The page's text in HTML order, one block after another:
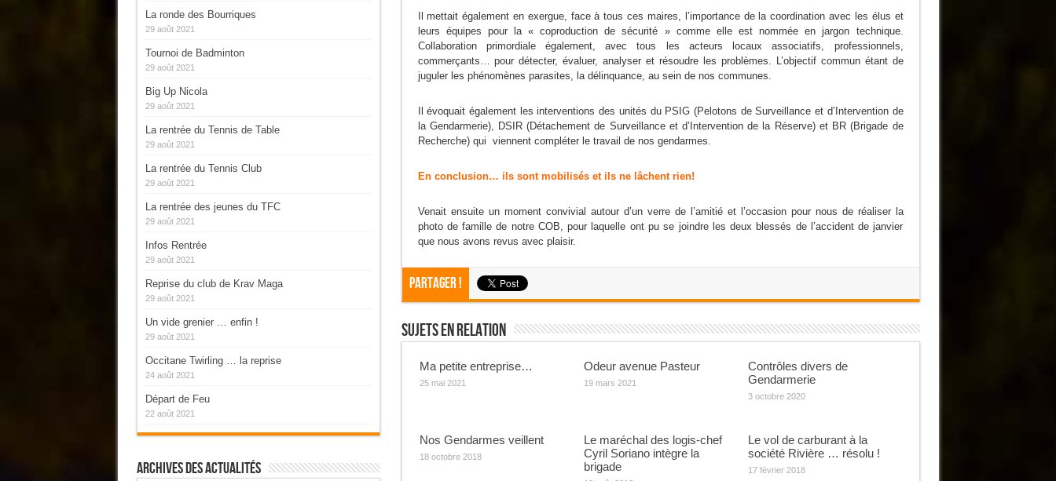
Il mettait également en exergue, face à tous ces maires, l’importance de la coordination avec les élus et
leurs équipes pour la « coproduction de sécurité » comme elle est nommée en jargon technique.
Collaboration primordiale également, avec tous les acteurs locaux associatifs, professionnels,
commerçants… pour détecter, évaluer, analyser et résoudre les problèmes. L’objectif commun étant de
juguler les phénomènes parasites, la délinquance, au sein de nos communes.
Il évoquait également les interventions des unités du PSIG (Pelotons de Surveillance et d’Intervention de
la Gendarmerie), DSIR (Détachement de Surveillance et d’Intervention de la Réserve) et BR (Brigade de
Recherche) qui viennent compléter le travail de nos gendarmes.
En conclusion… ils sont mobilisés et ils ne lâchent rien!
Venait ensuite un moment convivial autour d’un verre de l’amitié et l’occasion pour nous de réaliser la
photo de famille de notre COB, pour laquelle ont pu se joindre les deux blessés de l’accident de janvier
que nous avons revus avec plaisir.
Partager !
Sujets En Relation
Ma petite entreprise…
25 mai 2021
Odeur avenue Pasteur
19 mars 2021
Contrôles divers de
Gendarmerie
3 octobre 2020
Nos Gendarmes veillent
18 octobre 2018
Le maréchal des logis-chef
Cyril Soriano intègre la
brigade
Le vol de carburant à la
société Rivière … résolu !
17 février 2018
La ronde des Bourriques
29 août 2021
Tournoi de Badminton
29 août 2021
Big Up Nicola
29 août 2021
La rentrée du Tennis de Table
29 août 2021
La rentrée du Tennis Club
29 août 2021
La rentrée des jeunes du TFC
29 août 2021
Infos Rentrée
29 août 2021
Reprise du club de Krav Maga
29 août 2021
Un vide grenier … enfin !
29 août 2021
Occitane Twirling … la reprise
24 août 2021
Départ de Feu
22 août 2021
Archives Des Actualités